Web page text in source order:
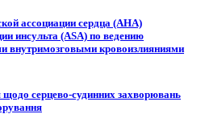
ассоциации сердца (АНА)
инсульта (ASA) по ведению
внутримозговыми кровоизлияниями
щодо серцево-судинних захворювань